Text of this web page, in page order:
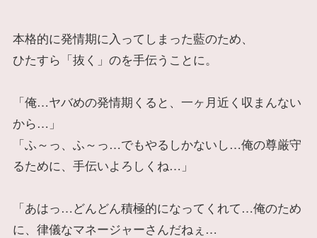
本格的に発情期に入ってしまった藍のため、
ひたすら「抜く」のを手伝うことに。
「俺…ヤバめの発情期くると、一ヶ月近く収まんない
から…」
「ふ～っ、ふ～っ…でもやるしかないし…俺の尊厳守
るために、手伝いよろしくね…」
「あはっ…どんどん積極的になってくれて…俺のため
に、律儀なマネージャーさんだねぇ…